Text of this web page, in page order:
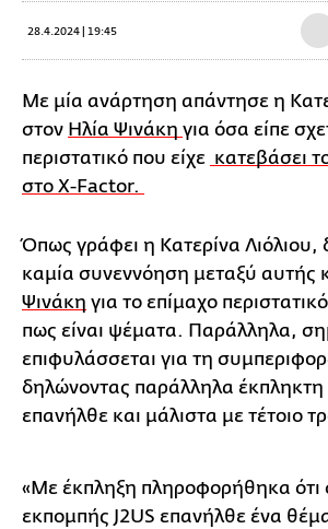
28.4.2024 | 19:45
Με μία ανάρτηση απάντησε η
στον Ηλία Ψινάκη για όσα είπε
περιστατικό που είχε κατεβάσει
στο X-Factor.
Όπως γράφει η Κατερίνα Λιόλιου,
καμία συνεννόηση μεταξύ αυτής
Ψινάκη για το επίμαχο
πως είναι ψέματα. Παράλληλα,
επιφυλάσσεται για τη
δηλώνοντας παράλληλα
επανήλθε και μάλιστα με τέτοιο
«Με έκπληξη πληροφορήθηκα ότι
εκπομπής J2US επανήλθε ένα